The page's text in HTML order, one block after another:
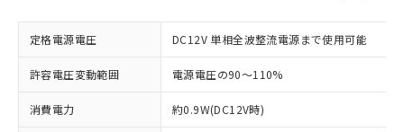
定格電源電圧 DC12V 単相全波整流電源まで使用可能
許容電圧変動範囲 電源電圧の90～110%
消費電力 約0.9W(DC12V時)